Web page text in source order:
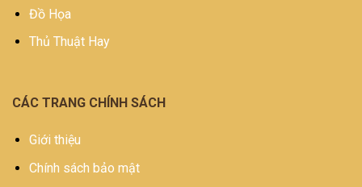
Đồ Họa
Thủ Thuật Hay
CÁC TRANG CHÍNH SÁCH
Giới thiệu
Chính sách bảo mật